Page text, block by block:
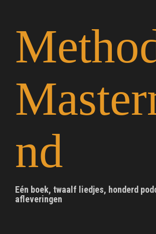
nd
Eén boek, twaalf liedjes, honderd
afleveringen